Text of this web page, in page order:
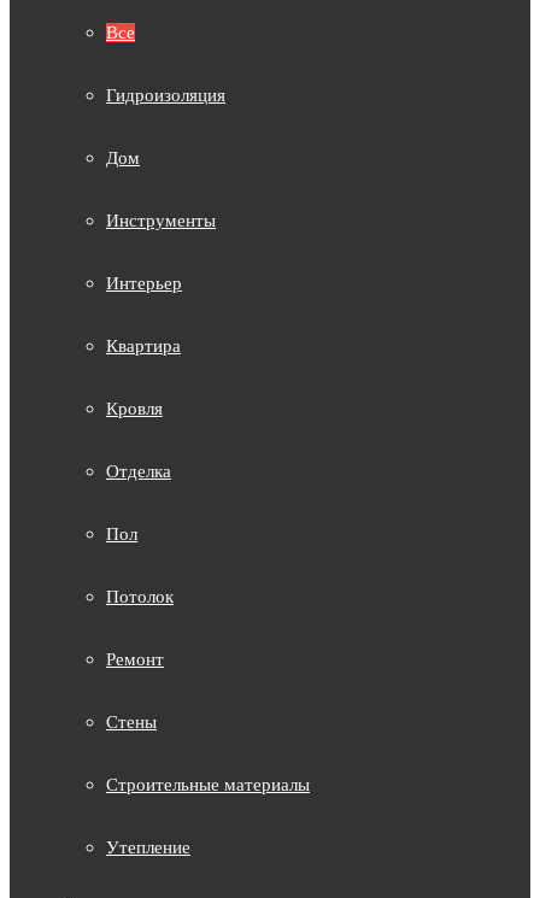
Все
Гидроизоляция
Дом
Инструменты
Интерьер
Квартира
Кровля
Отделка
Пол
Потолок
Ремонт
Стены
Строительные материалы
Утепление